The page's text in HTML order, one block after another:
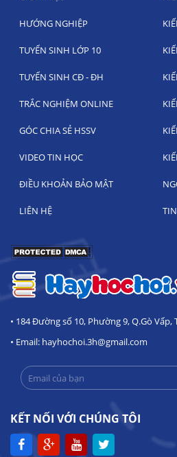
HƯỚNG NGHIỆP
TUYỂN SINH LỚP 10
TUYỂN SINH CĐ - ĐH
TRẮC NGHIỆM ONLINE
GÓC CHIA SẺ HSSV
VIDEO TIN HỌC
ĐIỀU KHOẢN BẢO MẬT
LIÊN HỆ
• 184 Đường số 10, Phường 9, Q.Gò Vấp,
• Email: hayhochoi.3h@gmail.com
KẾT NỐI VỚI CHÚNG TÔI